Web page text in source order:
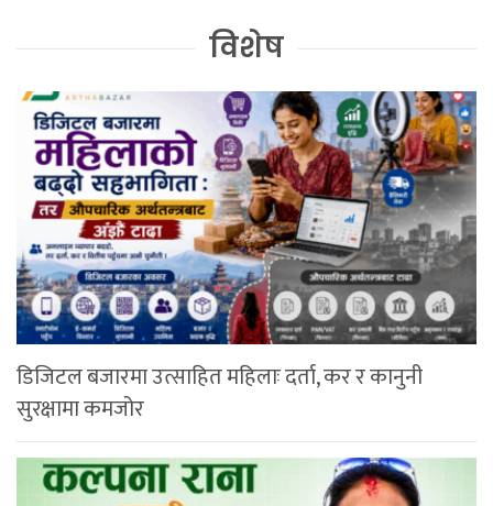
विशेष
डिजिटल बजारमा उत्साहित महिलाः दर्ता, कर र कानुनी
सुरक्षामा कमजोर